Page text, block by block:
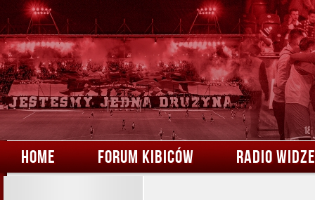
HOME FORUM KIBICÓW RADIO